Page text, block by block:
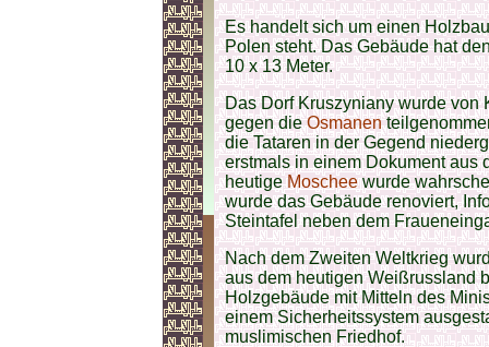
Es handelt sich um einen
Polen steht. Das Gebäude hat
10 x 13 Meter.
Das Dorf Kruszyniany wurde von
gegen dieOsmanen
die Tataren in der Gegend
erstmals in einem Dokument aus
heutigeMoscheewurde
wurde das Gebäude renoviert,
Steintafel neben dem
Nach dem Zweiten Weltkrieg
aus dem heutigen Weißrussland
Holzgebäude mit Mitteln des
einem Sicherheitssystem
muslimischen Friedhof.